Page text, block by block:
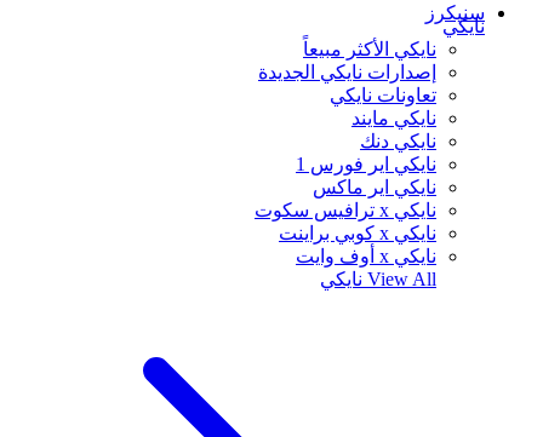
سنيكرز
نايكي
نايكي الأكثر مبيعاً
إصدارات نايكي الجديدة
تعاونات نايكي
نايكي مايند
نايكي دنك
نايكي اير فورس 1
نايكي اير ماكس
نايكي x ترافيس سكوت
نايكي x كوبي براينت
نايكي x أوف وايت
View All نايكي